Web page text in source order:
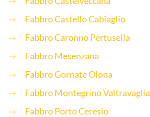
Fabbro Castello Cabiaglio
Fabbro Caronno Pertusella
Fabbro Mesenzana
Fabbro Gornate Olona
Fabbro Montegrino Valtravaglia
Fabbro Porto Ceresio